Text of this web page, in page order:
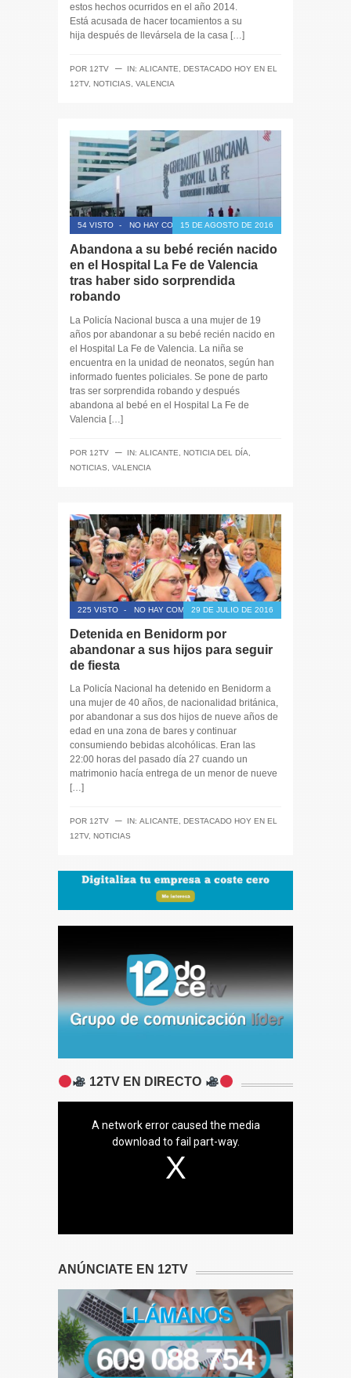
estos hechos ocurridos en el año 2014.
Está acusada de hacer tocamientos a su
hija después de llevársela de la casa […]
POR 12TV ─ IN: ALICANTE
DESTACADO HOY EN EL
12TV, NOTICIAS VALENCIA
54 VISTO - NO HAY COMENTARIOS15 DE AGOSTO DE 2016
Abandona a su bebé recién nacido
en el Hospital La Fe de Valencia
tras haber sido sorprendida
robando
La Policía Nacional busca a una mujer de 19
años por abandonar a su bebé recién nacido en
el Hospital La Fe de Valencia. La niña se
encuentra en la unidad de neonatos, según han
informado fuentes policiales. Se pone de parto
tras ser sorprendida robando y después
abandona al bebé en el Hospital La Fe de
Valencia […]
POR 12TV ─ IN: ALICANTE NOTICIA DEL DÍA
NOTICIAS
VALENCIA
225 VISTO - NO HAY COMENTARIOS29 DE JULIO DE 2016
Detenida en Benidorm por
abandonar a sus hijos para seguir
de fiesta
La Policía Nacional ha detenido en Benidorm a
una mujer de 40 años, de nacionalidad británica,
por abandonar a sus dos hijos de nueve años de
edad en una zona de bares y continuar
consumiendo bebidas alcohólicas. Eran las
22:00 horas del pasado día 27 cuando un
matrimonio hacía entrega de un menor de nueve
[…]
POR 12TV ─ IN: ALICANTE, DESTACADO HOY EN EL
12TV, NOTICIAS
12TV EN DIRECTO
A network error caused the media
download to fail part-way.
ANÚNCIATE EN 12TV